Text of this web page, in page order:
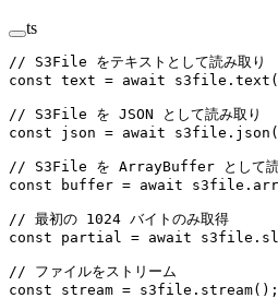
ts
// S3File をテキストとして読み取り
const text = await s3file. text
// S3File を JSON として読み取り
const json = await s3file. json
// S3File を ArrayBuffer として読
const buffer = await s3file.
// 最初の 1024 バイトのみ取得
const partial = await s3file.
// ファイルをストリーム
const stream = s3file. stream();